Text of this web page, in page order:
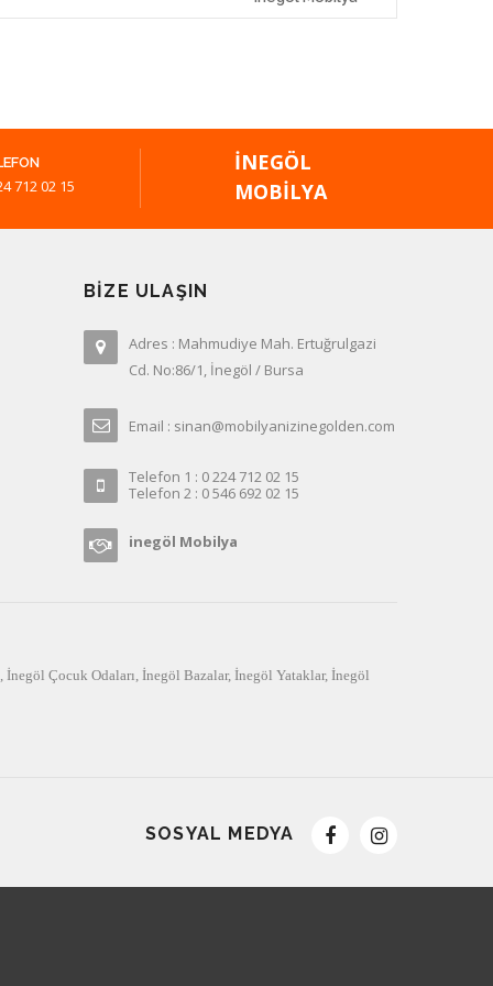
712 02 15
İNEGÖL
MOBILYA
BIZE ULAŞIN
Adres : Mahmudiye Mah. Ertuğrulgazi
Cd. No:86/1, İnegöl / Bursa
Email : sinan@mobilyanizinegolden.com
Telefon 1 : 0 224 712 02 15
Telefon 2 : 0 546 692 02 15
inegöl Mobilya
İnegöl Çocuk Odaları İnegöl Bazalar, İnegöl Yataklar, İnegöl
SOSYAL MEDYA